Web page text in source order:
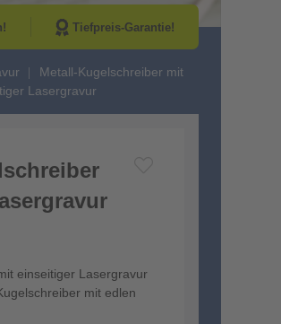
Tiefpreis-Garantie!
Metall-Kugelschreiber mit
Lasergravur
einseitiger Lasergravur
mit edlen